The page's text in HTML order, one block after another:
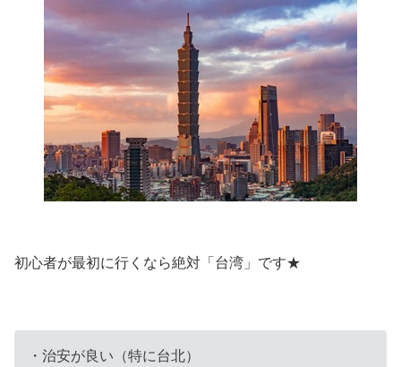
初心者が最初に行くなら絶対「台湾」です★
・治安が良い（特に台北）